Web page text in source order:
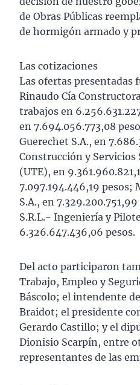
de Obras Públicas
de hormigón armado y
Las cotizaciones
Las ofertas presentadas
Rinaudo Cía
trabajos en
en 7.694.056.773,08
Guerechet S.A., en
Construcción y Servicios
(UTE), en
7.097.194.446,19 pesos;
S.A., en
S.R.L.- Ingeniería y
6.326.647.436,06 pesos.
Del acto participaron
Trabajo, Empleo y
Báscolo; el intendente
Braidot; el presidente
Gerardo Castillo; y el
Dionisio Scarpín, entre
representantes de las